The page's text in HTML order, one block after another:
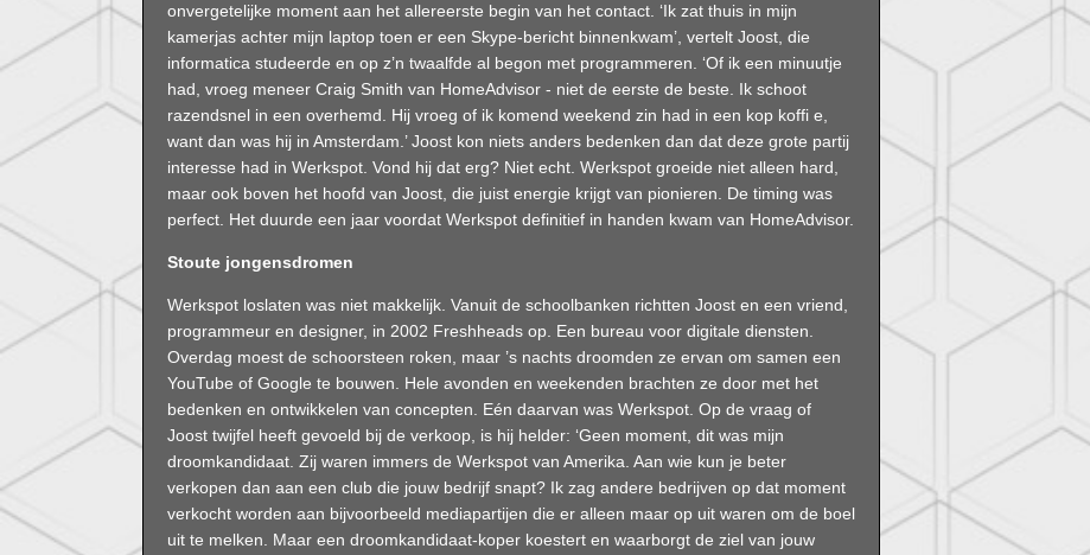
onvergetelijke moment aan het allereerste begin van het contact. ‘Ik zat thuis in mijn
kamerjas achter mijn laptop toen er een Skype-bericht binnenkwam’, vertelt Joost, die
informatica studeerde en op z’n twaalfde al begon met programmeren. ‘Of ik een minuutje
had, vroeg meneer Craig Smith van HomeAdvisor - niet de eerste de beste. Ik schoot
razendsnel in een overhemd. Hij vroeg of ik komend weekend zin had in een kop koffi e,
want dan was hij in Amsterdam.’ Joost kon niets anders bedenken dan dat deze grote partij
interesse had in Werkspot. Vond hij dat erg? Niet echt. Werkspot groeide niet alleen hard,
maar ook boven het hoofd van Joost, die juist energie krijgt van pionieren. De timing was
perfect. Het duurde een jaar voordat Werkspot definitief in handen kwam van HomeAdvisor.
Stoute jongensdromen
Werkspot loslaten was niet makkelijk. Vanuit de schoolbanken richtten Joost en een vriend,
programmeur en designer, in 2002 Freshheads op. Een bureau voor digitale diensten.
Overdag moest de schoorsteen roken, maar ’s nachts droomden ze ervan om samen een
YouTube of Google te bouwen. Hele avonden en weekenden brachten ze door met het
bedenken en ontwikkelen van concepten. Eén daarvan was Werkspot. Op de vraag of
Joost twijfel heeft gevoeld bij de verkoop, is hij helder: ‘Geen moment, dit was mijn
droomkandidaat. Zij waren immers de Werkspot van Amerika. Aan wie kun je beter
verkopen dan aan een club die jouw bedrijf snapt? Ik zag andere bedrijven op dat moment
verkocht worden aan bijvoorbeeld mediapartijen die er alleen maar op uit waren om de boel
uit te melken. Maar een droomkandidaat-koper koestert en waarborgt de ziel van jouw